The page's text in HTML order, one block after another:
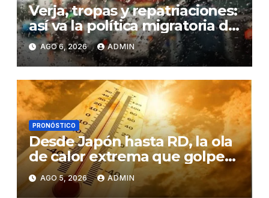
Verja, tropas y repatriaciones:
así va la política migratoria de
los seis años Luis Abinader
AGO 6, 2026 ADMIN
PRONÓSTICO
Desde Japón hasta RD, la ola
de calor extrema que golpea
a varios continentes por el
cambio climático
AGO 5, 2026 ADMIN